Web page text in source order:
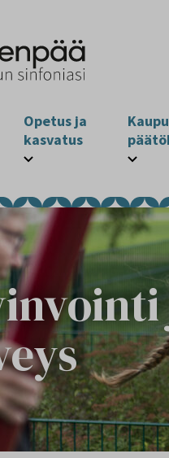
Opetus ja
kasvatus